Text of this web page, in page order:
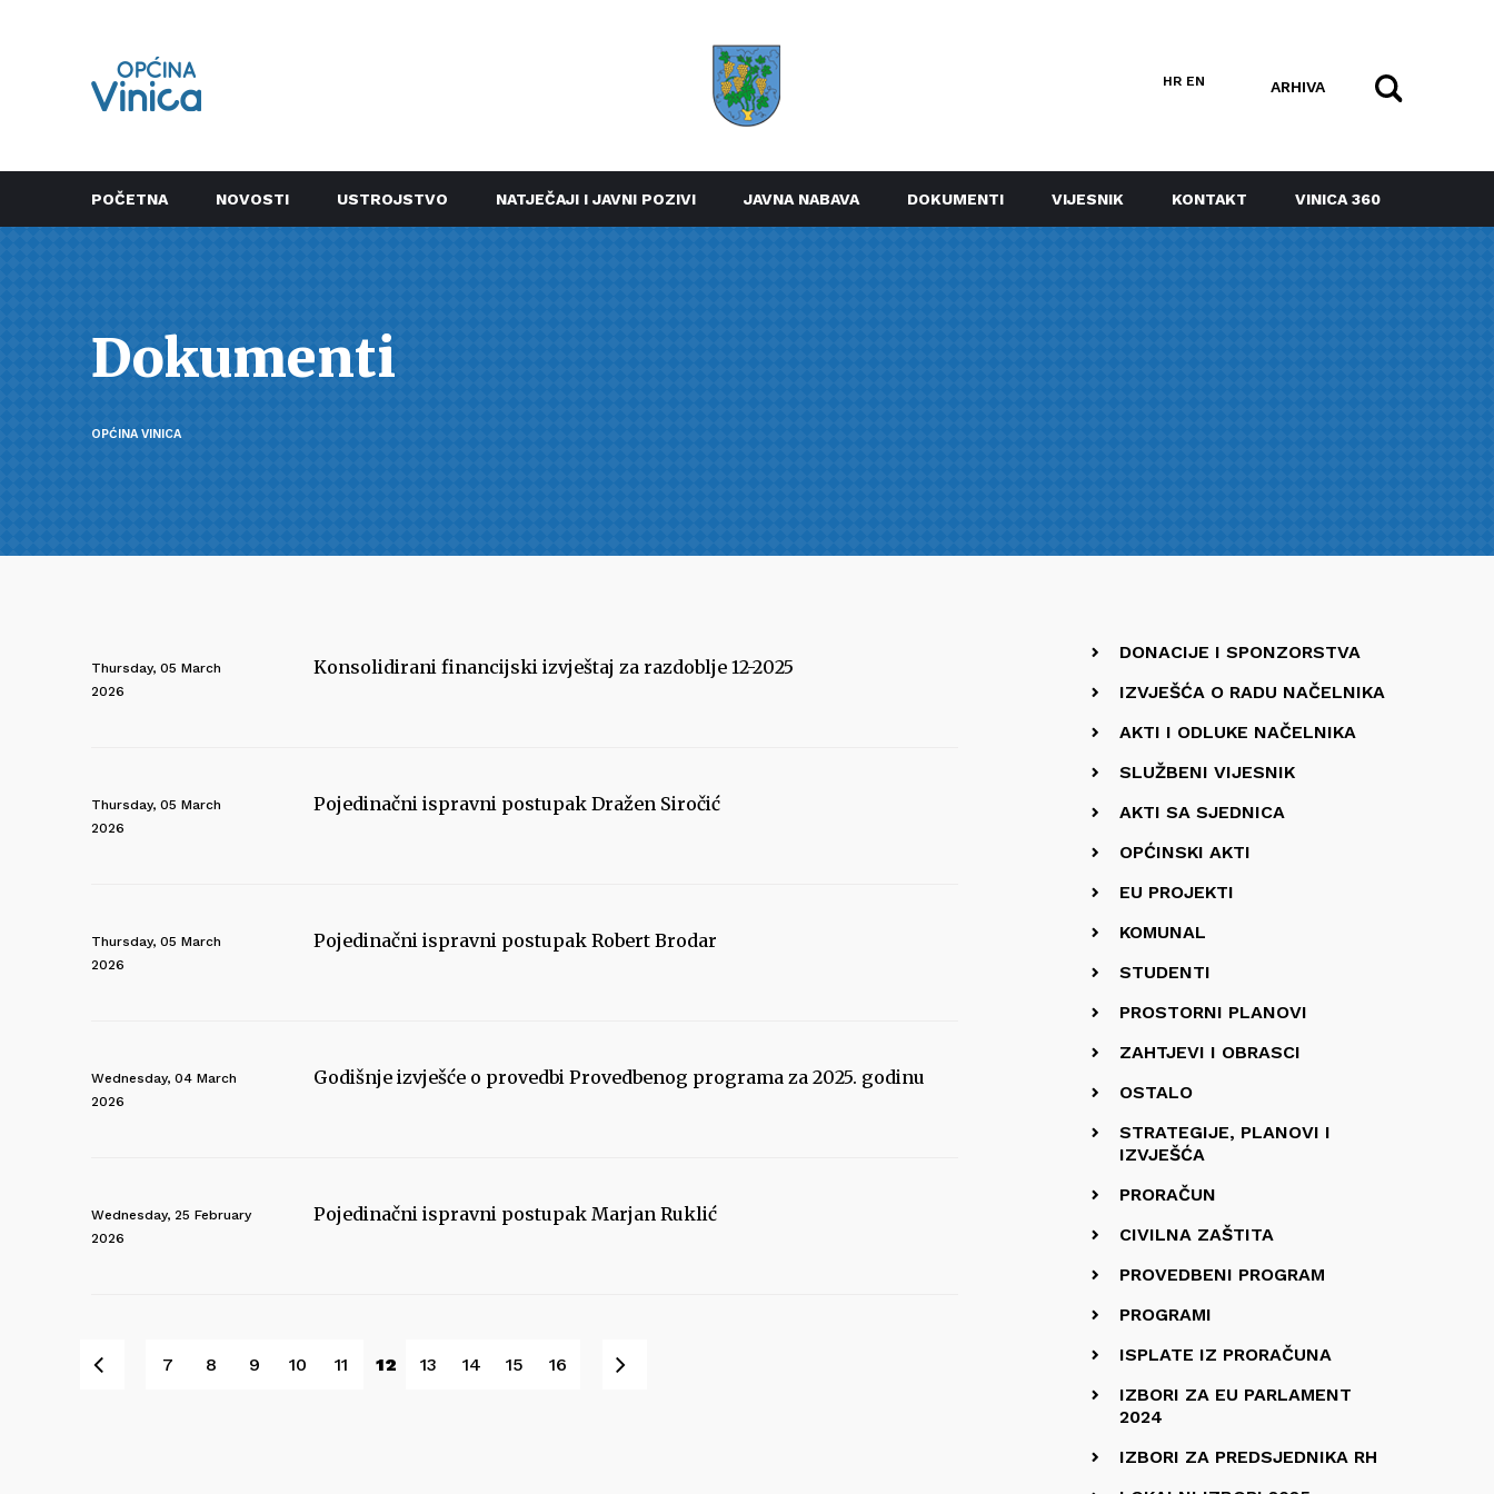
HR EN ARHIVA
POČETNA NOVOSTI USTROJSTVO NATJEČAJI I JAVNI POZIVI JAVNA NABAVA DOKUMENTI VIJESNIK KONTAKT VINICA 360
Dokumenti
OPĆINA VINICA
Thursday, 05 March
2026
Konsolidirani financijski izvještaj za razdoblje 12-2025
Thursday, 05 March
2026
Pojedinačni ispravni postupak Dražen Siročić
Thursday, 05 March
2026
Pojedinačni ispravni postupak Robert Brodar
Wednesday, 04 March
2026
Godišnje izvješće o provedbi Provedbenog programa za 2025. godinu
Wednesday, 25 February
2026
Pojedinačni ispravni postupak Marjan Ruklić
7 8 9 10 11 12 13 14 15 16
DONACIJE I SPONZORSTVA
IZVJEŠĆA O RADU NAČELNIKA
AKTI I ODLUKE NAČELNIKA
SLUŽBENI VIJESNIK
AKTI SA SJEDNICA
OPĆINSKI AKTI
EU PROJEKTI
KOMUNAL
STUDENTI
PROSTORNI PLANOVI
ZAHTJEVI I OBRASCI
OSTALO
STRATEGIJE, PLANOVI I
IZVJEŠĆA
PRORAČUN
CIVILNA ZAŠTITA
PROVEDBENI PROGRAM
PROGRAMI
ISPLATE IZ PRORAČUNA
IZBORI ZA EU PARLAMENT
2024
IZBORI ZA PREDSJEDNIKA RH